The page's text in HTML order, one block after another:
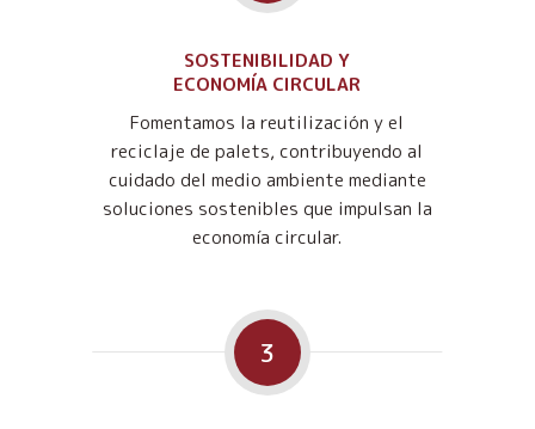
SOSTENIBILIDAD Y
ECONOMÍA CIRCULAR
Fomentamos la reutilización y el
reciclaje de palets, contribuyendo al
cuidado del medio ambiente mediante
soluciones sostenibles que impulsan la
economía circular.
3